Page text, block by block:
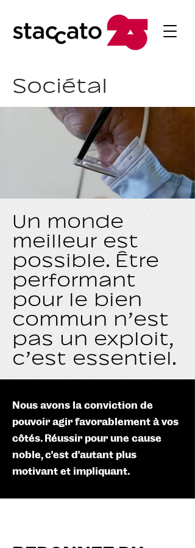
Sociétal
Un monde
meilleur est
possible. Être
performant
pour le bien
commun n’est
pas un exploit,
c’est essentiel.
Nous avons la conviction de
pouvoir agir favorablement à vos
côtés. Réussir pour une cause
noble, c’est d’autant plus
motivant et impliquant.